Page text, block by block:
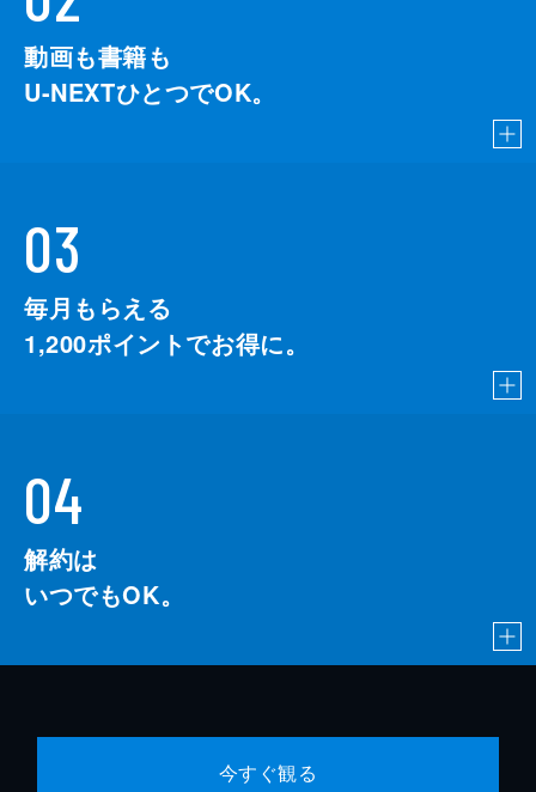
動画も書籍も
U-NEXTひとつでOK。
03
毎月もらえる
1,200ポイントでお得に。
04
解約は
いつでもOK。
今すぐ観る